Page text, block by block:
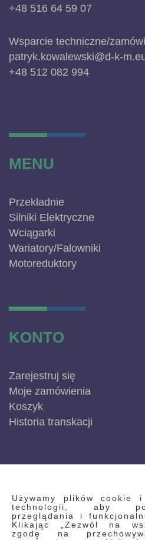
Używamy plików cookie
technologii, aby
przeglądania i
Klikając „Zezwól na
zgodę na
+48 516 64 59 07
Wsparcie techniczne/
patryk.kowalewski@d-k-
+48 512 082 994
MENU
Przekładnie
Silniki Elektryczne
Wciągarki
Wariatory/Falowniki
Motoreduktory
KONTO
Zarejestruj się
Moje zamówienia
Koszyk
Historia transkacji
INFORMACJE
Regulamin